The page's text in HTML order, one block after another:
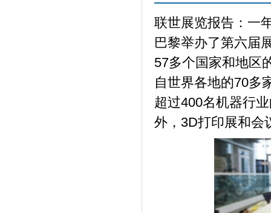
联世展览报告：一
巴黎举办了第六届
57多个国家和地区
自世界各地的70多
超过400名机器行
外，3D打印展和会